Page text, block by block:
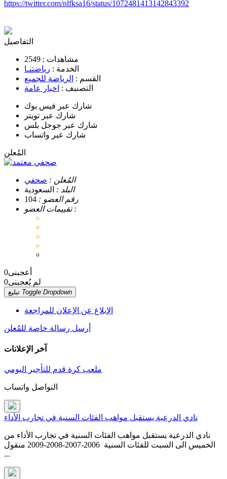
https://twitter.com/nlfksa16/status/1072481413142843392
التفاصيل
مشاهدات : 2549
الخدمة : رياضتنـا
القسم : الرياضة للجميع
التصنيف : اخبار عامة
شارك عبر فيس بوك
شارك عبر تويتر
شارك عبر جوجل بلس
شارك عبر واتساب
المُعلن
صحفي
المُعلن : صحفي
البلد : السعودية
رقم العضو : 104
تقييمات العضو :
أعجبنى0
لم يُعجبنى0
Toggle Dropdown
الإبلاغ عن الإعلان للمراجعة
أرسل رسالة خاصة للمُعلن
آخر الإعلانات
ملعب كرة قدم للتأجير اليومي
نادي الدرعية يستقبل مواهب الفئات السنية في تجارب الأداء
نادي الدرعية يستقبل مواهب الفئات السنية في تجارب الأداء من
الخميس الى السبت للفئات السنية 2006-2007-2008-2009 منقول
...